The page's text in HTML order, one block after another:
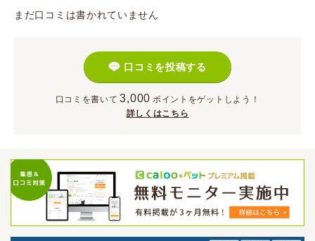
まだ口コミは書かれていません
口コミを投稿する
口コミを書いて 3,000 ポイント をゲットしよう！
詳しくはこちら